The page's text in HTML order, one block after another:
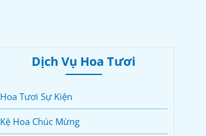
Dịch Vụ Hoa Tươi
Hoa Tươi Sự Kiện
Kệ Hoa Chúc Mừng